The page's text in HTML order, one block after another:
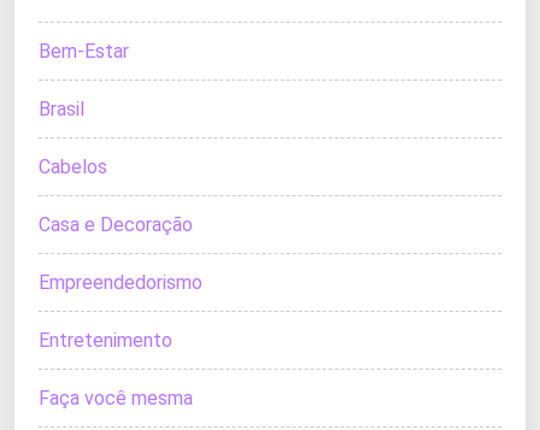
Bem-Estar
Brasil
Cabelos
Casa e Decoração
Empreendedorismo
Entretenimento
Faça você mesma